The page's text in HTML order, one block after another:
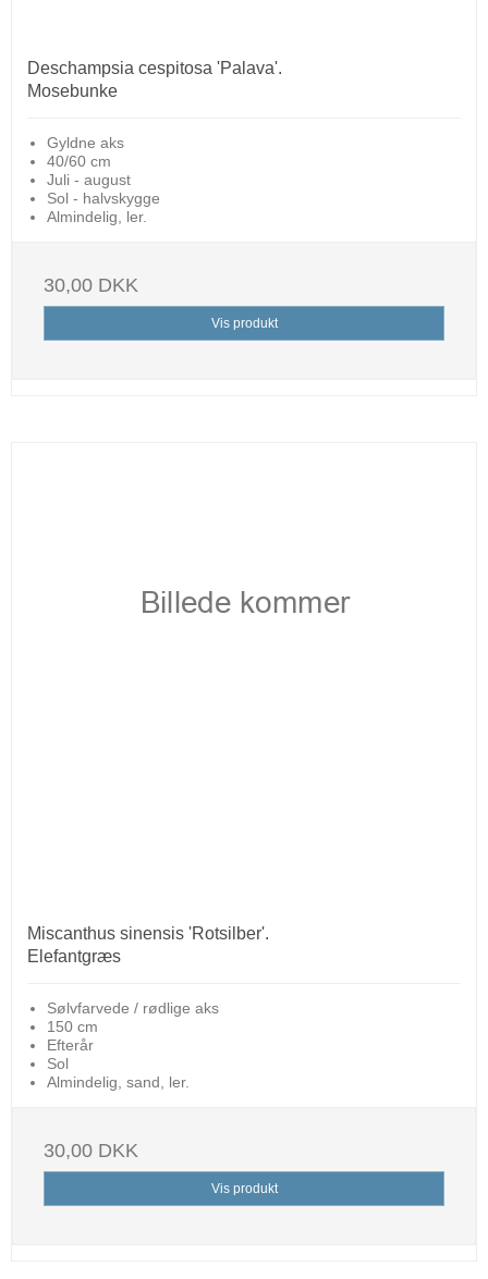
Deschampsia cespitosa 'Palava'.
Mosebunke
Gyldne aks
40/60 cm
Juli - august
Sol - halvskygge
Almindelig, ler.
30,00 DKK
Vis produkt
Miscanthus sinensis 'Rotsilber'.
Elefantgræs
Sølvfarvede / rødlige aks
150 cm
Efterår
Sol
Almindelig, sand, ler.
30,00 DKK
Vis produkt